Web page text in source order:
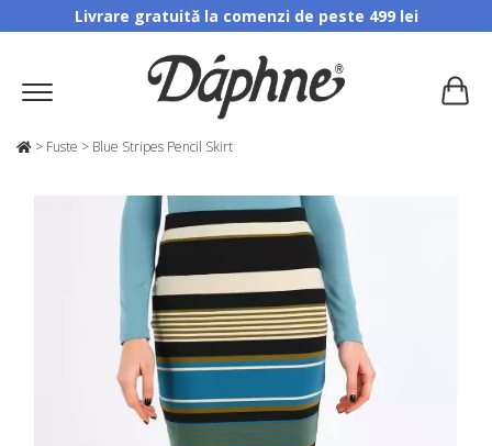
Livrare gratuită la comenzi de peste 499 lei
> Fuste > Blue Stripes Pencil Skirt